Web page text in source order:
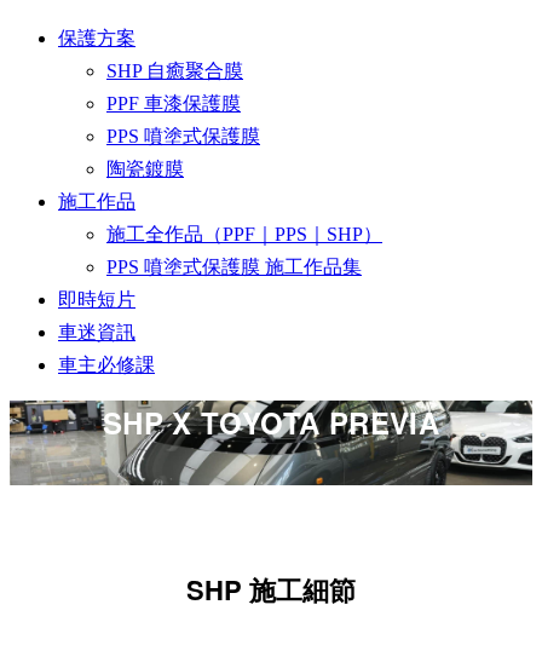
保護方案
SHP 自癒聚合膜
PPF 車漆保護膜
PPS 噴塗式保護膜
陶瓷鍍膜
施工作品
施工全作品（PPF｜PPS｜SHP）
PPS 噴塗式保護膜 施工作品集
即時短片
車迷資訊
車主必修課
SHP X TOYOTA PREVIA
SHP 施工細節